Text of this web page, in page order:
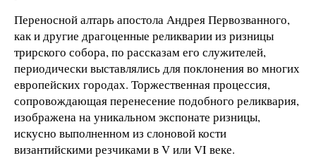
Переносной алтарь апостола Андрея Первозванного,
как и другие драгоценные реликварии из ризницы
трирского собора, по рассказам его служителей,
периодически выставлялись для поклонения во многих
европейских городах. Торжественная процессия,
сопровождающая перенесение подобного реликвария,
изображена на уникальном экспонате ризницы,
искусно выполненном из слоновой кости
византийскими резчиками в V или VI веке.